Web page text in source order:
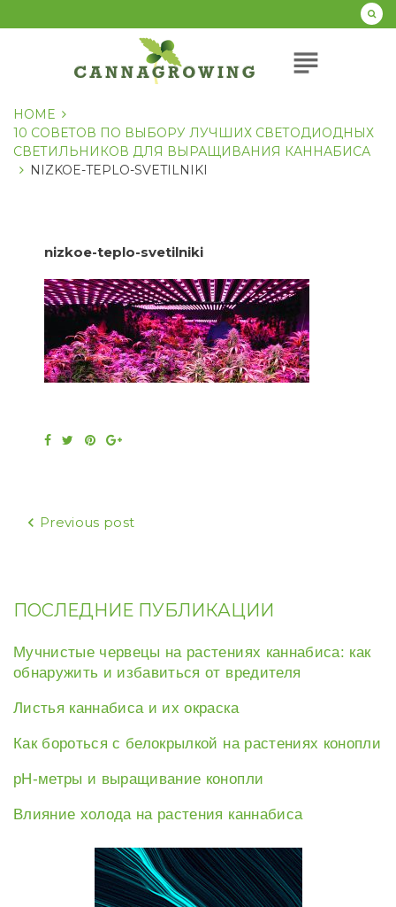
к
subject
HOME
10 СОВЕТОВ ПО ВЫБОРУ ЛУЧШИХ СВЕТОДИОДНЫХ
СВЕТИЛЬНИКОВ ДЛЯ ВЫРАЩИВАНИЯ КАННАБИСА
NIZKOE-TEPLO-SVETILNIKI
nizkoe-teplo-svetilniki
Facebook
TwitterPinterestGoogle+
Навигация
Previous post
ПОСЛЕДНИЕ ПУБЛИКАЦИИ
Мучнистые червецы на растениях каннабиса: как
обнаружить и избавиться от вредителя
Листья каннабиса и их окраска
Как бороться с белокрылкой на растениях конопли
рН-метры и выращивание конопли
Влияние холода на растения каннабиса